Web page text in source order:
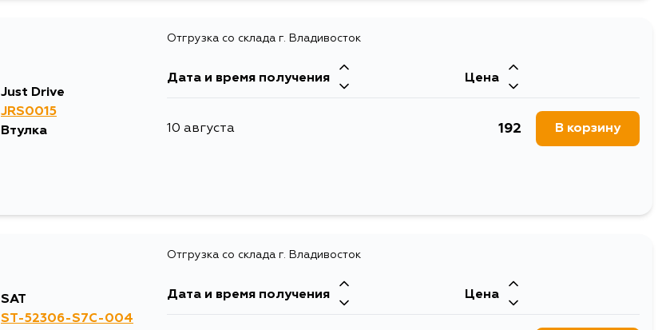
Just Drive
JRS0015
Втулка
Отгрузка со склада г. Владивосток
Дата и время получения Цена
10 августа 192 В корзину
SAT
ST-52306-S7C-004
Отгрузка со склада г. Владивосток
Дата и время получения Цена